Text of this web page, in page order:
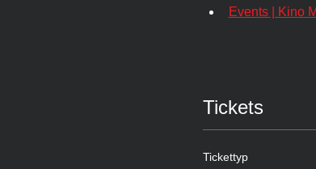
Events | Kino
Tickets
Tickettyp